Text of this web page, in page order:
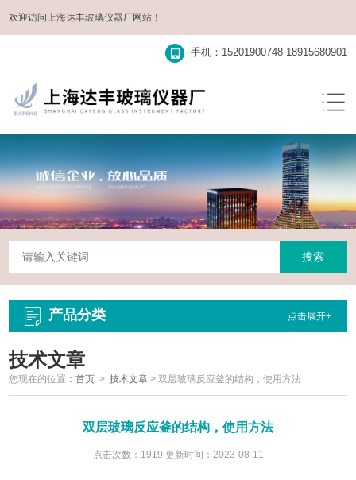
欢迎访问上海达丰玻璃仪器厂网站！
手机：15201900748 18915680901
产品分类 点击展开+
技术文章
您现在的位置：首页 >技术文章 >双层玻璃反应釜的结构，使用方法
双层玻璃反应釜的结构，使用方法
点击次数：1919 更新时间：2023-08-11